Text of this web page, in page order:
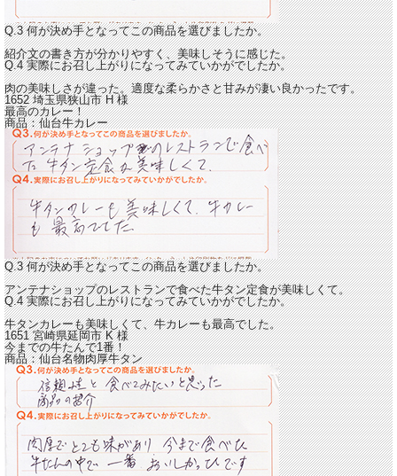
Q.3 何が決め手となってこの商品を選びましたか。
紹介文の書き方が分かりやすく、美味しそうに感じた。
Q.4 実際にお召し上がりになってみていかがでしたか。
肉の美味しさが違った。適度な柔らかさと甘みが凄い良かったです。
1652 埼玉県狭山市H様
最高のカレー！
商品：仙台牛カレー
Q.3 何が決め手となってこの商品を選びましたか。
アンテナショップのレストランで食べた牛タン定食が美味しくて。
Q.4 実際にお召し上がりになってみていかがでしたか。
牛タンカレーも美味しくて、牛カレーも最高でした。
1651 宮崎県延岡市K様
今までの牛たんで1番！
商品：仙台名物肉厚牛タン